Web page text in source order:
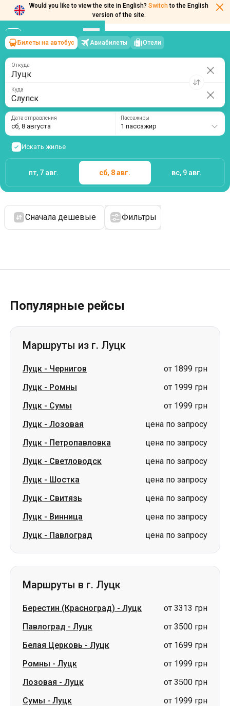
Would you like to view the site in English? Switch to the English
version of the site.
Луцк→Слупск
сб, 8 августа/1 пассажир
Билеты на автобус Авиабилеты Отели
Откуда
Куда
Дата отправления
сб, 8 августа
Пассажиры
1 пассажир
Искать жилье
пт, 7 авг. сб, 8 авг. вс, 9 авг.
Сначала дешевые Фильтры
Популярные рейсы
Маршруты из г. Луцк
Луцк - Чернигов
от 1899 грн
Луцк - Ромны
от 1999 грн
Луцк - Сумы
от 1999 грн
Луцк - Лозовая
цена по запросу
Луцк - Петропавловка
цена по запросу
Луцк - Светловодск
цена по запросу
Луцк - Шостка
цена по запросу
Луцк - Свитязь
цена по запросу
Луцк - Винница
цена по запросу
Луцк - Павлоград цена по запросу
Маршруты в г. Луцк
Берестин (Красноград) - Луцк
от 3313 грн
Павлоград - Луцк
от 3500 грн
Белая Церковь - Луцк
от 1699 грн
Ромны - Луцк
от 1999 грн
Лозовая - Луцк
от 3500 грн
Сумы - Луцк
от 1999 грн